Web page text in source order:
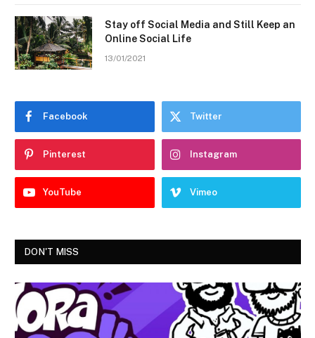
Stay off Social Media and Still Keep an
Online Social Life
13/01/2021
Facebook Twitter
Pinterest Instagram
YouTube Vimeo
DON'T MISS